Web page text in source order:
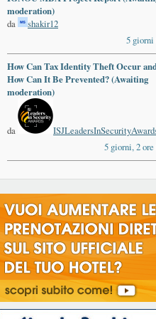
moderation)
da
shakir12
5 giorni
How Can Tax Identity Theft Occur
How Can It Be Prevented? (Awaiting
moderation)
da
5 giorni, 2